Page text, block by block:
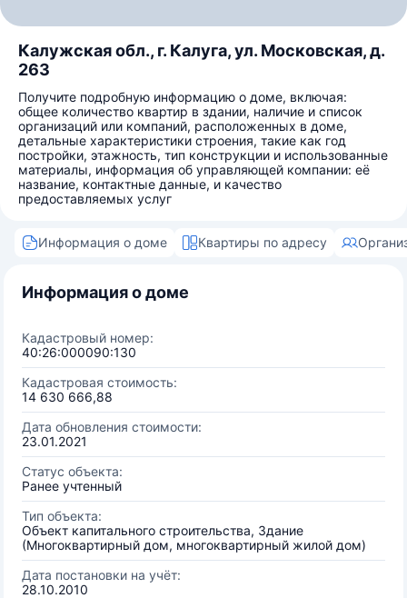
Калужская обл., г. Калуга, ул. Московская, д.
263
Получите подробную информацию о доме, включая:
общее количество квартир в здании, наличие и список
организаций или компаний, расположенных в доме,
детальные характеристики строения, такие как год
постройки, этажность, тип конструкции и использованные
материалы, информация об управляющей компании: её
название, контактные данные, и качество
предоставляемых услуг
Информация о доме Квартиры по адресу
Информация о доме
Кадастровый номер:
40:26:000090:130
Кадастровая стоимость:
14 630 666,88
Дата обновления стоимости:
23.01.2021
Статус объекта:
Ранее учтенный
Тип объекта:
Объект капитального строительства, Здание
(Многоквартирный дом, многоквартирный жилой дом)
Дата постановки на учёт:
28.10.2010